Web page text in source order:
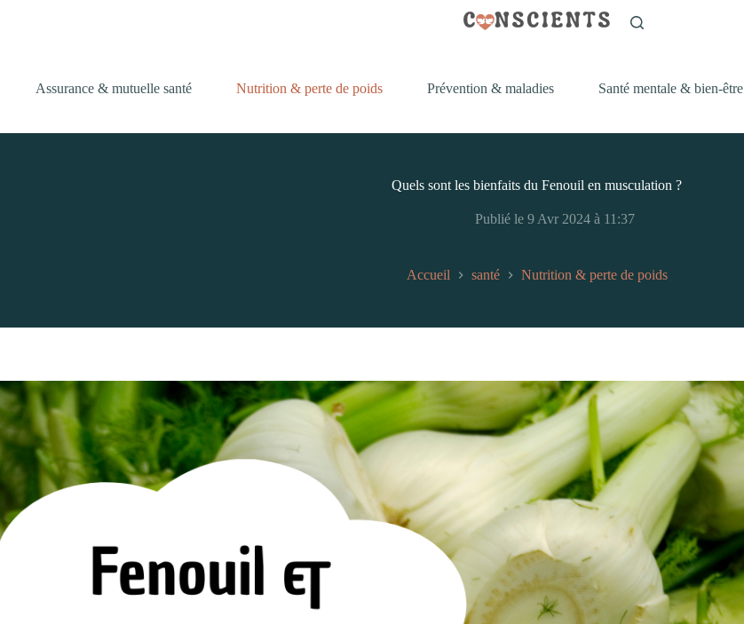
Assurance & mutuelle santé Nutrition & perte de poids Prévention & maladies Santé mentale & bien-être
Quels sont les bienfaits du Fenouil en musculation ?
Publié le 9 Avr 2024 à 11:37
Accueil santé Nutrition & perte de poids